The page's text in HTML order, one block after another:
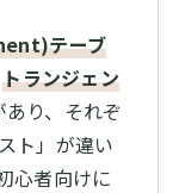
テーブ
トランジェン
り、それぞ
ト」が違い
心者向けに